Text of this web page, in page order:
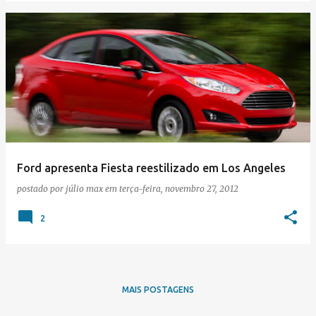
Ford apresenta Fiesta reestilizado em Los Angeles
postado por júlio max em terça-feira, novembro 27, 2012
2
MAIS POSTAGENS